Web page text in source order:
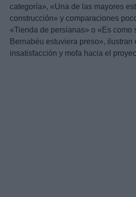
categoría», «Una de las mayores
construcción» y comparaciones
«Tienda de persianas» o «Es como
Bernabéu estuviera preso», ilustran
insatisfacción y mofa hacia el